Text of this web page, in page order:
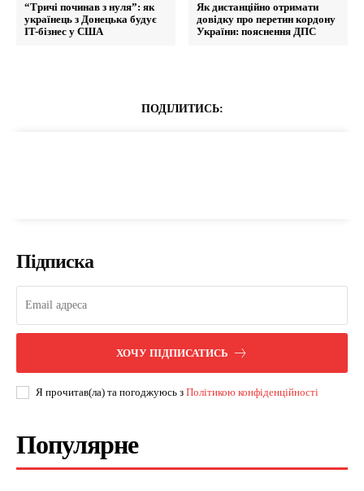
“Тричі починав з нуля”: як
українець з Донецька будує
IT-бізнес у США
Як дистанційно отримати
довідку про перетин кордону
України: пояснення ДПС
ПОДІЛИТИСЬ:
Підписка
ХОЧУ ПІДПИСАТИСЬ
Я прочитав(ла) та погоджуюсь з Політикою конфіденційності
Популярне